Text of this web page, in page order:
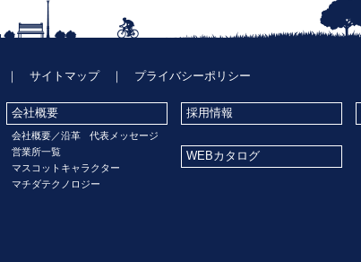
｜ サイトマップ｜ プライバシーポリシー
会社概要
会社概要／沿革
代表メッセージ
営業所一覧
マスコットキャラクター
マチダテクノロジー
採用情報
WEBカタログ